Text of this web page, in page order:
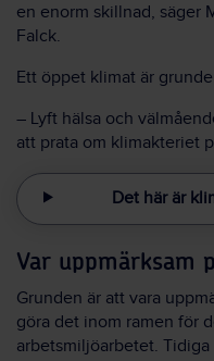
en enorm skillnad, säger
Falck.
Ett öppet klimat är
– Lyft hälsa och
att prata om klimakteriet
Det här är
Var uppmärksam
Grunden är att vara
göra det inom ramen för
arbetsmiljöarbetet.